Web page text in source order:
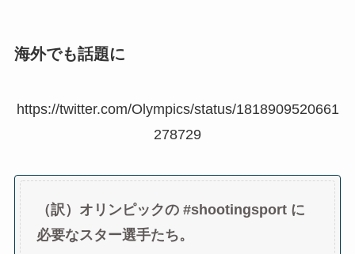
海外でも話題に
https://twitter.com/Olympics/status/1818909520661
278729
（訳）オリンピックの #shootingsport に
必要なスター選手たち。